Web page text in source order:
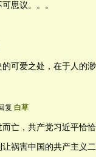
思议。。。
的可爱之处，在于人的
复 白草
而亡，共产党习近平恰
祸害中国的共产主义